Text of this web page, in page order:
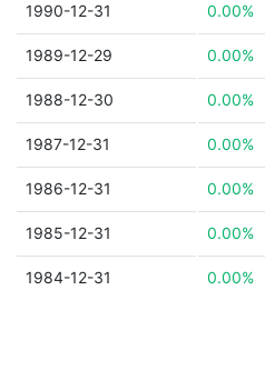
1990-12-31 0.00%
1989-12-29 0.00%
1988-12-30 0.00%
1987-12-31 0.00%
1986-12-31 0.00%
1985-12-31 0.00%
1984-12-31 0.00%